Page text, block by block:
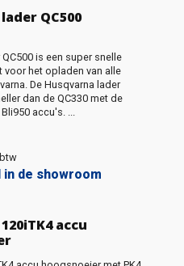
QC500
is een super snelle
voor het opladen van alle
De Husqvarna lader
dan de QC330 met de
accu's. ...
in de showroom
accu